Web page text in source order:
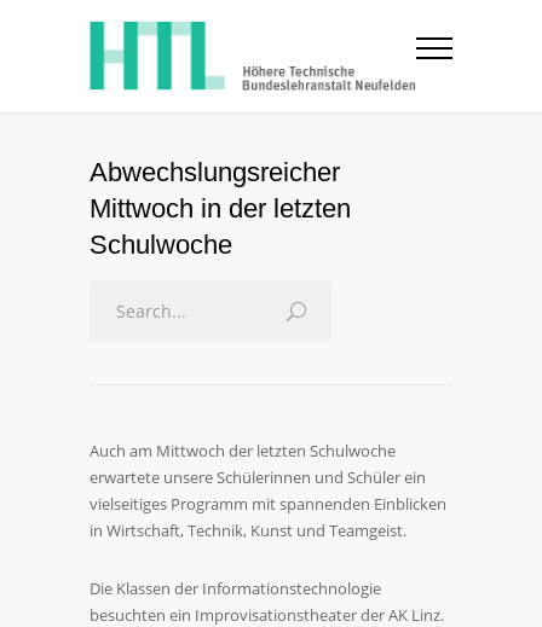
Abwechslungsreicher
Mittwoch in der letzten
Schulwoche
Auch am Mittwoch der letzten Schulwoche
erwartete unsere Schülerinnen und Schüler ein
vielseitiges Programm mit spannenden Einblicken
in Wirtschaft, Technik, Kunst und Teamgeist.
Die Klassen der Informationstechnologie
besuchten ein Improvisationstheater der AK Linz.